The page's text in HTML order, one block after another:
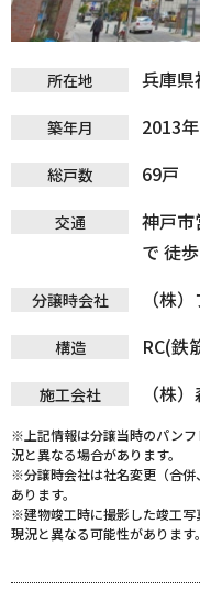
所在地 兵庫
築年月 2013
総戸数 69戸
交通
神戸
で 徒
分譲時会社 （株
構造 RC(鉄
施工会社 （株
※上記情報は分譲当時のパン
況と異なる場合があります。
※分譲時会社は社名変更（合併
あります。
※建物竣工時に撮影した竣工写
現況と異なる可能性があります。